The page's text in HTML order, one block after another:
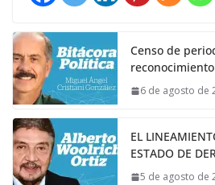
Censo de
6 de agosto de
EL
ESTADO DE
5 de agosto de